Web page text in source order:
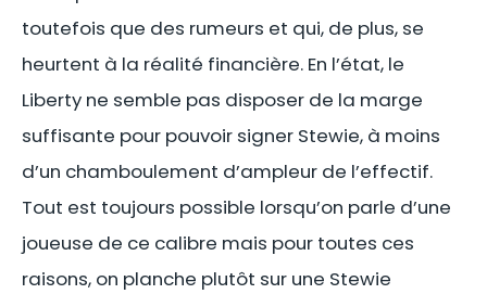
toutefois que des rumeurs et qui, de plus, se
heurtent à la réalité financière. En l’état, le
Liberty ne semble pas disposer de la marge
suffisante pour pouvoir signer Stewie, à moins
d’un chamboulement d’ampleur de l’effectif.
Tout est toujours possible lorsqu’on parle d’une
joueuse de ce calibre mais pour toutes ces
raisons, on planche plutôt sur une Stewie